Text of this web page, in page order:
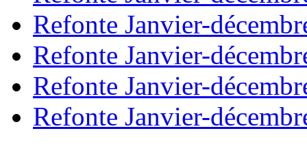
Refonte Janvier-
Refonte Janvier-
Refonte Janvier-
Refonte Janvier-